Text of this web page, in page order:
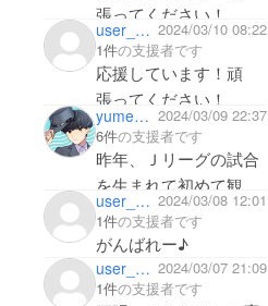
張ってください！
user_bf2d336648f4 2024/03/10 08:22
1件の支援者です
応援しています！頑
張ってください！
yumenogomutaiya 2024/03/09 22:37
6件の支援者です
昨年、Ｊリーグの試合
を生まれて初めて観戦
して面白かったので、
サッカーにも興味を持
ち、応援させていただ
きます。
user_63190ef96a44 2024/03/08 12:01
1件の支援者です
がんばれー♪
user_e3063be7c8a4 2024/03/07 21:09
1件の支援者です